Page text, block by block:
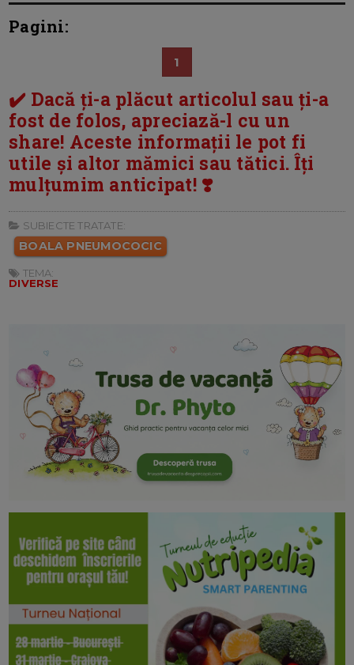
Pagini:
1
✔️ Dacă ți-a plăcut articolul sau ți-a
fost de folos, apreciază-l cu un
share! Aceste informații le pot fi
utile și altor mămici sau tătici. Îți
mulțumim anticipat! ❣️
SUBIECTE TRATATE:
BOALA PNEUMOCOCIC
TEMA:
DIVERSE